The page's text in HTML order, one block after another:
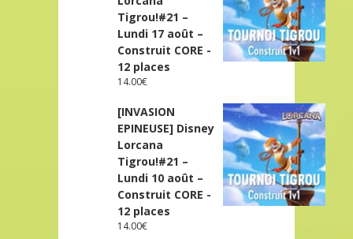
Tigrou!#21 –
Lundi 17 août –
Construit CORE -
12 places
14.00€
[INVASION
EPINEUSE] Disney
Lorcana
Tigrou!#21 –
Lundi 10 août –
Construit CORE -
12 places
14.00€